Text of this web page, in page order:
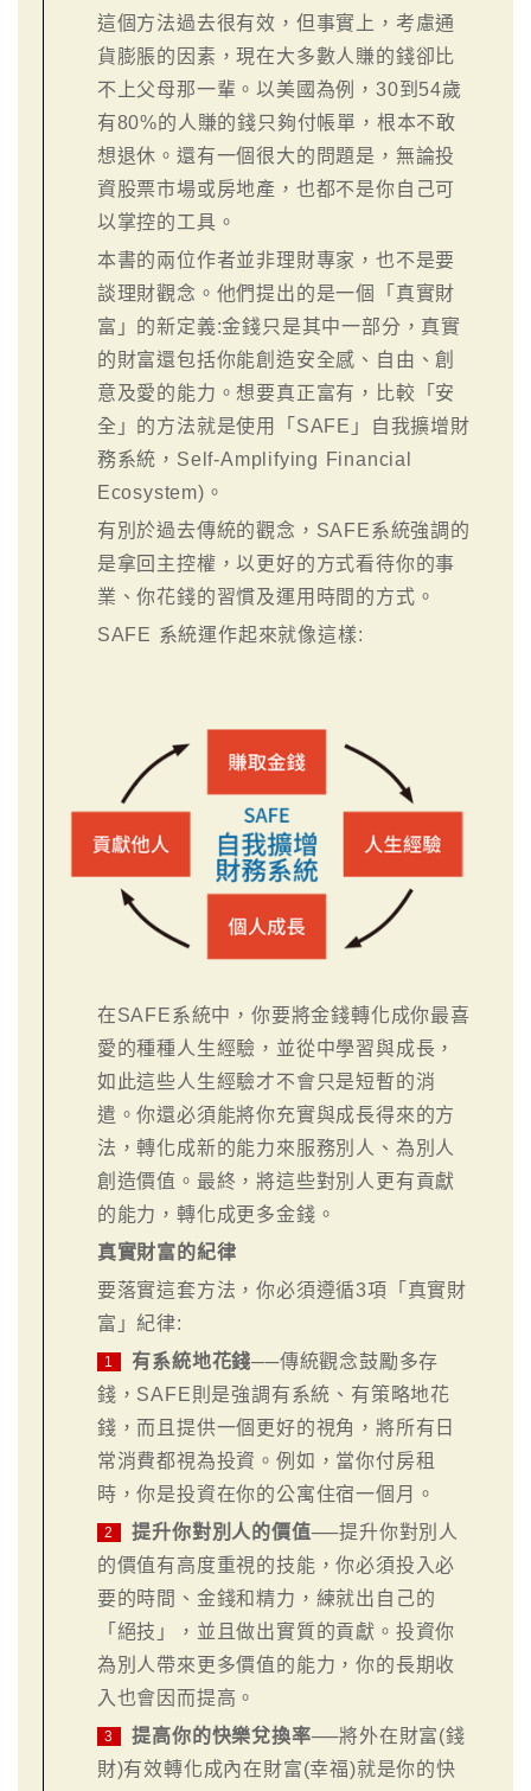
這個方法過去很有效，但事實上，考慮通
貨膨脹的因素，現在大多數人賺的錢卻比
不上父母那一輩。以美國為例，30到54歲
有80%的人賺的錢只夠付帳單，根本不敢
想退休。還有一個很大的問題是，無論投
資股票市場或房地產，也都不是你自己可
以掌控的工具。
本書的兩位作者並非理財專家，也不是要
談理財觀念。他們提出的是一個「真實財
富」的新定義:金錢只是其中一部分，真實
的財富還包括你能創造安全感、自由、創
意及愛的能力。想要真正富有，比較「安
全」的方法就是使用「SAFE」自我擴增財
務系統，Self-Amplifying Financial
Ecosystem)。
有別於過去傳統的觀念，SAFE系統強調的
是拿回主控權，以更好的方式看待你的事
業、你花錢的習慣及運用時間的方式。
SAFE 系統運作起來就像這樣:
在SAFE系統中，你要將金錢轉化成你最喜
愛的種種人生經驗，並從中學習與成長，
如此這些人生經驗才不會只是短暫的消
遣。你還必須能將你充實與成長得來的方
法，轉化成新的能力來服務別人、為別人
創造價值。最終，將這些對別人更有貢獻
的能力，轉化成更多金錢。
真實財富的紀律
要落實這套方法，你必須遵循3項「真實財
富」紀律:
1 有系統地花錢──傳統觀念鼓勵多存
錢，SAFE則是強調有系統、有策略地花
錢，而且提供一個更好的視角，將所有日
常消費都視為投資。例如，當你付房租
時，你是投資在你的公寓住宿一個月。
2 提升你對別人的價值──提升你對別人
的價值有高度重視的技能，你必須投入必
要的時間、金錢和精力，練就出自己的
「絕技」，並且做出實質的貢獻。投資你
為別人帶來更多價值的能力，你的長期收
入也會因而提高。
3 提高你的快樂兌換率──將外在財富(錢
財)有效轉化成內在財富(幸福)就是你的快